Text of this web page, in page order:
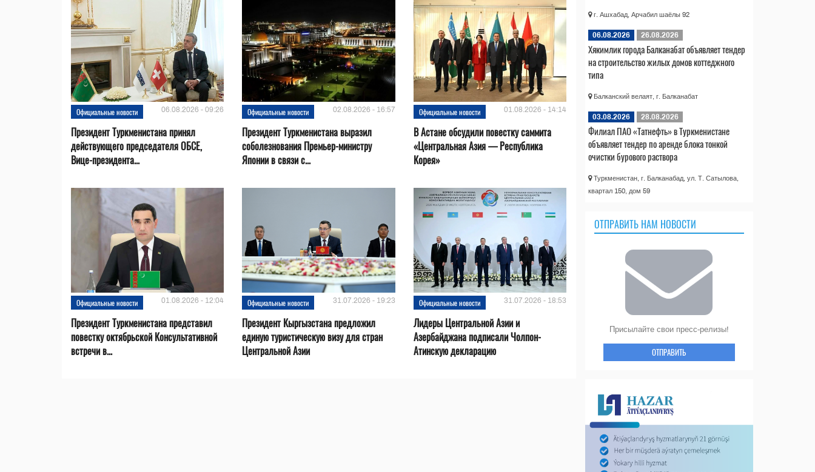
Официальные новости 06.08.2026 - 09:26
Президент Туркменистана принял
действующего председателя ОБСЕ,
Вице-президента...
Официальные новости 02.08.2026 - 16:57
Президент Туркменистана выразил
соболезнования Премьер-министру
Японии в связи с...
Официальные новости 01.08.2026 - 14:14
В Астане обсудили повестку саммита
«Центральная Азия — Республика
Корея»
Официальные новости 01.08.2026 - 12:04
Президент Туркменистана представил
повестку октябрьской Консультативной
встречи в...
Официальные новости 31.07.2026 - 19:23
Президент Кыргызстана предложил
единую туристическую визу для стран
Центральной Азии
Официальные новости 31.07.2026 - 18:53
Лидеры Центральной Азии и
Азербайджана подписали Чолпон-
Атинскую декларацию
г. Ашхабад, Арчабил шаёлы 92
06.08.2026 26.08.2026
Хякимлик города Балканабат объявляет тендер
на строительство жилых домов коттеджного
типа
Балканский велаят, г. Балканабат
03.08.2026 28.08.2026
Филиал ПАО «Татнефть» в Туркменистане
объявляет тендер по аренде блока тонкой
очистки бурового раствора
Туркменистан, г. Балканабад, ул. Т. Сатылова,
квартал 150, дом 59
ОТПРАВИТЬ НАМ НОВОСТИ
Присылайте свои пресс-релизы!
ОТПРАВИТЬ